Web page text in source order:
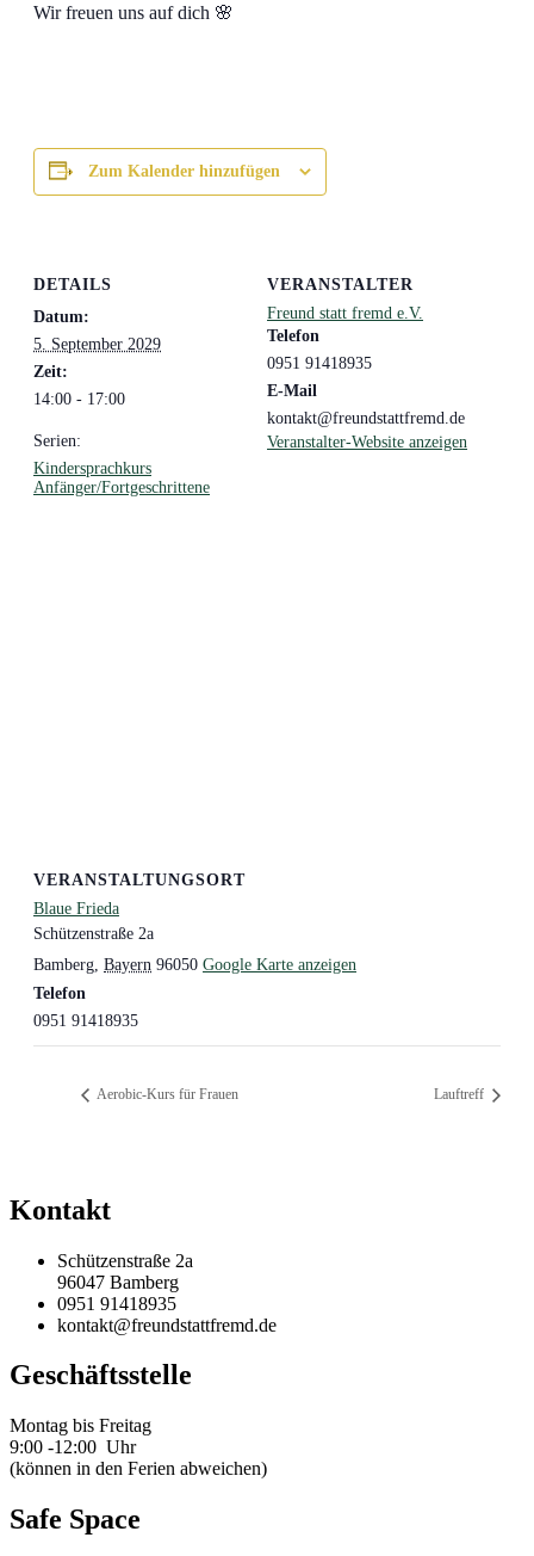
Wir freuen uns auf dich 🌸
Zum Kalender hinzufügen
DETAILS
Datum:
5. September 2029
Zeit:
14:00 - 17:00
Serien:
Kindersprachkurs
Anfänger/Fortgeschrittene
VERANSTALTER
Freund statt fremd e.V.
Telefon
0951 91418935
E-Mail
kontakt@freundstattfremd.de
Veranstalter-Website anzeigen
VERANSTALTUNGSORT
Blaue Frieda
Schützenstraße 2a
Bamberg Bayern 96050 Google Karte anzeigen
Telefon
0951 91418935
Aerobic-Kurs für Frauen Lauftreff
Kontakt
Schützenstraße 2a
96047 Bamberg
0951 91418935
kontakt@freundstattfremd.de
Geschäftsstelle
Montag bis Freitag
9:00 -12:00 Uhr
(können in den Ferien abweichen)
Safe Space